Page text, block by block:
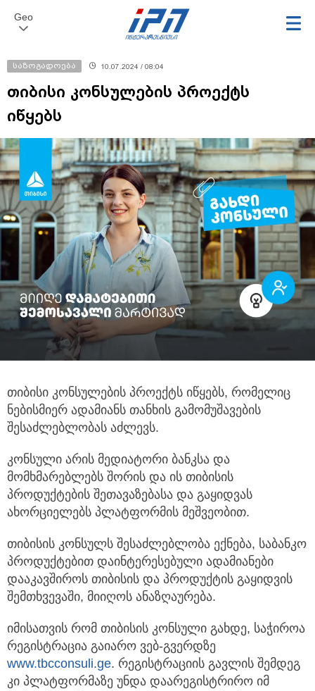
Geo
საზოგადოება 10.07.2024 / 08:04
თიბისი კონსულების პროექტს
იწყებს
თიბისი კონსულების პროექტს იწყებს, რომელიც
ნებისმიერ ადამიანს თანხის გამომუშავების
შესაძლებლობას აძლევს.
კონსული არის მედიატორი ბანკსა და
მომხმარებლებს შორის და ის თიბისის
პროდუქტების შეთავაზებასა და გაყიდვას
ახორციელებს პლატფორმის მეშვეობით.
თიბისის კონსულს შესაძლებლობა ექნება, საბანკო
პროდუქტებით დაინტერესებული ადამიანები
დააკავშიროს თიბისის და პროდუქტის გაყიდვის
შემთხვევაში, მიიღოს ანაზღაურება.
იმისათვის რომ თიბისის კონსული გახდე, საჭიროა
რეგისტრაცია გაიარო ვებ-გვერდზე
www.tbcconsuli.ge. რეგისტრაციის გავლის შემდეგ
კი პლატფორმაზე უნდა დაარეგისტრირო იმ